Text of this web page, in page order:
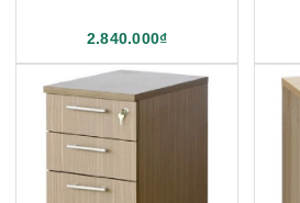
2.840.000₫